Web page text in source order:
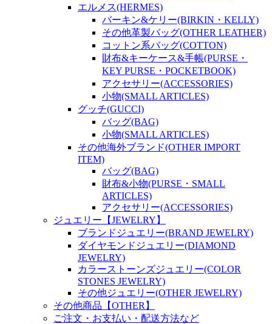
エルメス(HERMES)
バーキン&ケリー(BIRKIN・KELLY)
その他革製バッグ(OTHER LEATHER)
コットン系バッグ(COTTON)
財布&キーケース&手帳(PURSE・
KEY PURSE・POCKETBOOK)
アクセサリー(ACCESSORIES)
小物(SMALL ARTICLES)
グッチ(GUCCI)
バッグ(BAG)
小物(SMALL ARTICLES)
その他海外ブランド(OTHER IMPORT
ITEM)
バッグ(BAG)
財布&小物(PURSE・SMALL
ARTICLES)
アクセサリー(ACCESSORIES)
ジュエリー【JEWELRY】
ブランドジュエリー(BRAND JEWELRY)
ダイヤモンドジュエリー(DIAMOND
JEWELRY)
カラーストーンズジュエリー(COLOR
STONES JEWELRY)
その他ジュエリー(OTHER JEWELRY)
その他商品【OTHER】
ご注文・お支払い・配送方法など